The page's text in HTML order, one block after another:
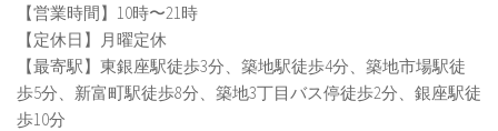
【営業時間】10時〜21時
【定休日】月曜定休
【最寄駅】東銀座駅徒歩3分、築地駅徒歩4分、築地市場駅徒
歩5分、新富町駅徒歩8分、築地3丁目バス停徒歩2分、銀座駅徒
歩10分